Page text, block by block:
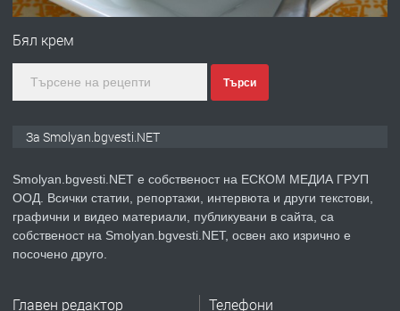
Имот в Северна Гърция, до Кавала
преди 2 години
ПРЕДЛАГА КЪЩА В МАРОНЯ
Бял крем
Търси
За Smolyan.bgvesti.NET
Smolyan.bgvesti.NET е собственост на ЕСКОМ МЕДИА ГРУП
ООД. Всички статии, репортажи, интервюта и други текстови,
графични и видео материали, публикувани в сайта, са
собственост на Smolyan.bgvesti.NET, освен ако изрично е
посочено друго.
Главен редактор Телефони